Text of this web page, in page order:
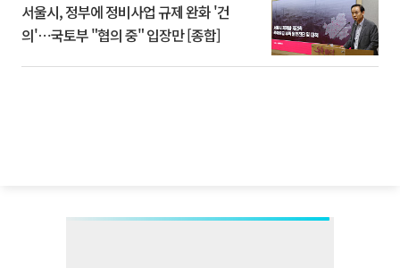
서울시, 정부에 정비사업 규제 완화 '건
의'⋯국토부 "협의 중" 입장만 [종합]